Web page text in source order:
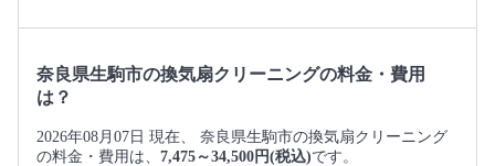
奈良県生駒市の換気扇クリーニングの料金・費用
は？
2026年08月07日 現在、 奈良県生駒市の換気扇クリーニング
の料金・費用は、 7,475～34,500円(税込)です。